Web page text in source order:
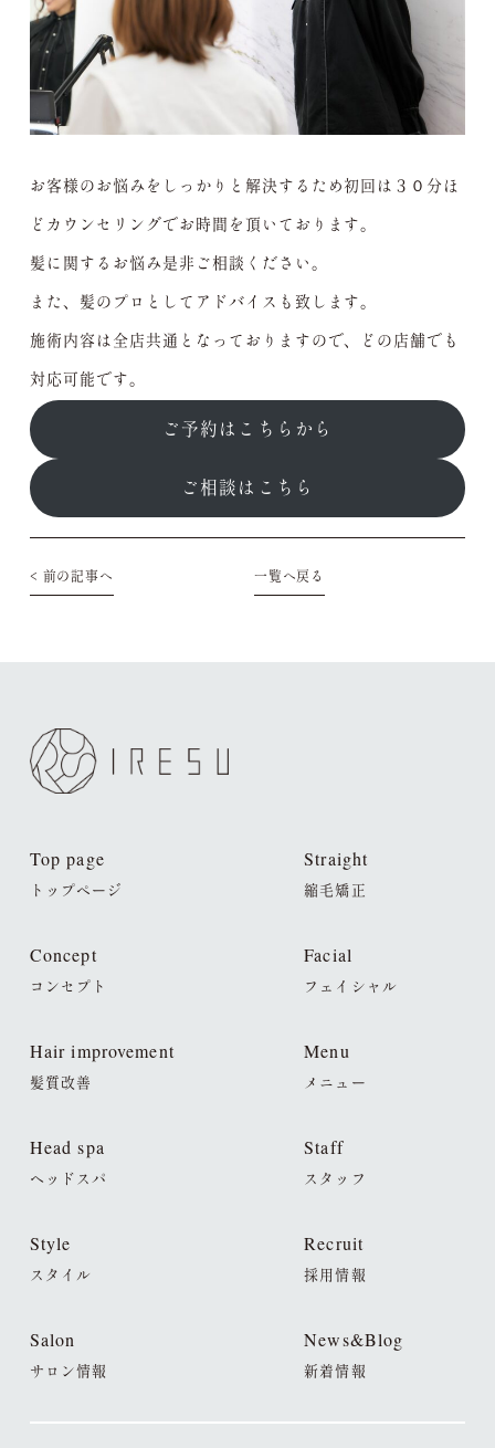
お客様のお悩みをしっかりと解決するため初回は３０分ほ
どカウンセリングでお時間を頂いております。
髪に関するお悩み是非ご相談ください。
また、髪のプロとしてアドバイスも致します。
施術内容は全店共通となっておりますので、どの店舗でも
対応可能です。
ご予約はこちらから
ご相談はこちら
< 前の記事へ 一覧へ戻る
Top page
トップページ
Concept
コンセプト
Hair improvement
髪質改善
Head spa
ヘッドスパ
Straight
縮毛矯正
Facial
フェイシャル
Menu
メニュー
Staff
スタッフ
Style
スタイル
Recruit
採用情報
Salon
サロン情報
News&Blog
新着情報